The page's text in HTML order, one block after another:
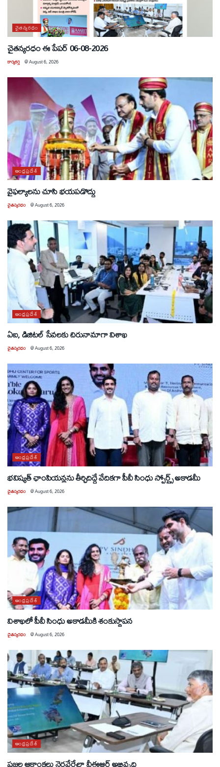
చైతన్యరధం
చైతన్యరధం ఈ పేపర్ 06-08-2026
కార్యకర్త @August 6, 2026
ఆంధ్రప్రదేశ్
వైఫల్యాలను చూసి భయపడొద్దు
చైతన్యరధం @August 6, 2026
ఆంధ్రప్రదేశ్
ఏఐ, డిజిటల్ సేవలకు చిరునామాగా విశాఖ
చైతన్యరధం @August 6, 2026
ఆంధ్రప్రదేశ్
భవిష్యత్ ఛాంపియన్లను తీర్చిదిద్దే వేదికగా పీవీ సింధు స్పోర్ట్స్ అకాడమీ
చైతన్యరధం @August 6, 2026
ఆంధ్రప్రదేశ్
విశాఖలో పీవీ సింధు అకాడమీకి శంకుస్థాపన
చైతన్యరధం @August 6, 2026
ఆంధ్రప్రదేశ్